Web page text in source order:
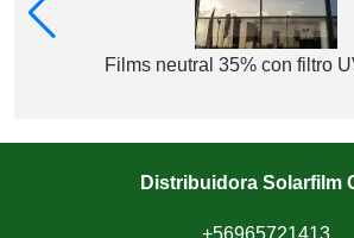
Films neutral 35% con filtro
Distribuidora Solarfilm
+56965721413